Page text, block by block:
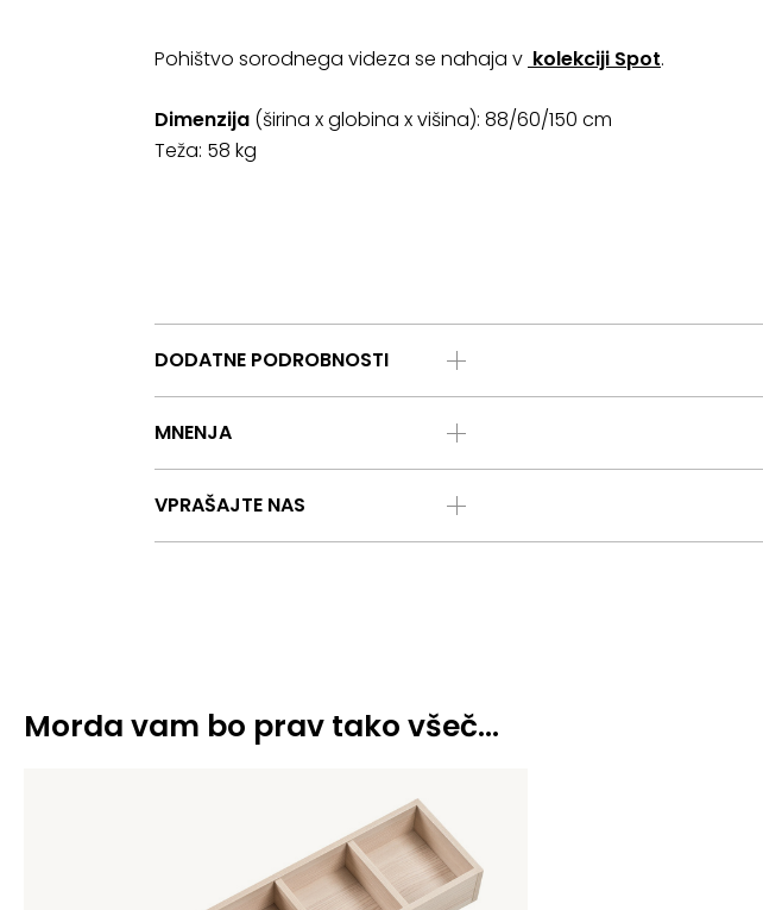
Pohištvo sorodnega videza se nahaja v kolekciji Spot.
Dimenzija (širina x globina x višina): 88/60/150 cm
Teža: 58 kg
DODATNE PODROBNOSTI
MNENJA
VPRAŠAJTE NAS
Morda vam bo prav tako všeč…